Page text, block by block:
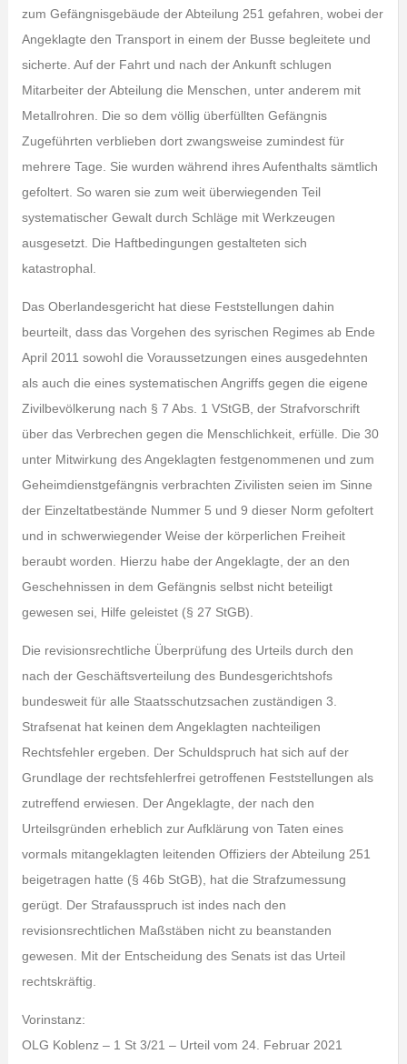
zum Gefängnisgebäude der Abteilung 251 gefahren, wobei der
Angeklagte den Transport in einem der Busse begleitete und
sicherte. Auf der Fahrt und nach der Ankunft schlugen
Mitarbeiter der Abteilung die Menschen, unter anderem mit
Metallrohren. Die so dem völlig überfüllten Gefängnis
Zugeführten verblieben dort zwangsweise zumindest für
mehrere Tage. Sie wurden während ihres Aufenthalts sämtlich
gefoltert. So waren sie zum weit überwiegenden Teil
systematischer Gewalt durch Schläge mit Werkzeugen
ausgesetzt. Die Haftbedingungen gestalteten sich
katastrophal.
Das Oberlandesgericht hat diese Feststellungen dahin
beurteilt, dass das Vorgehen des syrischen Regimes ab Ende
April 2011 sowohl die Voraussetzungen eines ausgedehnten
als auch die eines systematischen Angriffs gegen die eigene
Zivilbevölkerung nach § 7 Abs. 1 VStGB, der Strafvorschrift
über das Verbrechen gegen die Menschlichkeit, erfülle. Die 30
unter Mitwirkung des Angeklagten festgenommenen und zum
Geheimdienstgefängnis verbrachten Zivilisten seien im Sinne
der Einzeltatbestände Nummer 5 und 9 dieser Norm gefoltert
und in schwerwiegender Weise der körperlichen Freiheit
beraubt worden. Hierzu habe der Angeklagte, der an den
Geschehnissen in dem Gefängnis selbst nicht beteiligt
gewesen sei, Hilfe geleistet (§ 27 StGB).
Die revisionsrechtliche Überprüfung des Urteils durch den
nach der Geschäftsverteilung des Bundesgerichtshofs
bundesweit für alle Staatsschutzsachen zuständigen 3.
Strafsenat hat keinen dem Angeklagten nachteiligen
Rechtsfehler ergeben. Der Schuldspruch hat sich auf der
Grundlage der rechtsfehlerfrei getroffenen Feststellungen als
zutreffend erwiesen. Der Angeklagte, der nach den
Urteilsgründen erheblich zur Aufklärung von Taten eines
vormals mitangeklagten leitenden Offiziers der Abteilung 251
beigetragen hatte (§ 46b StGB), hat die Strafzumessung
gerügt. Der Strafausspruch ist indes nach den
revisionsrechtlichen Maßstäben nicht zu beanstanden
gewesen. Mit der Entscheidung des Senats ist das Urteil
rechtskräftig.
Vorinstanz:
OLG Koblenz – 1 St 3/21 – Urteil vom 24. Februar 2021